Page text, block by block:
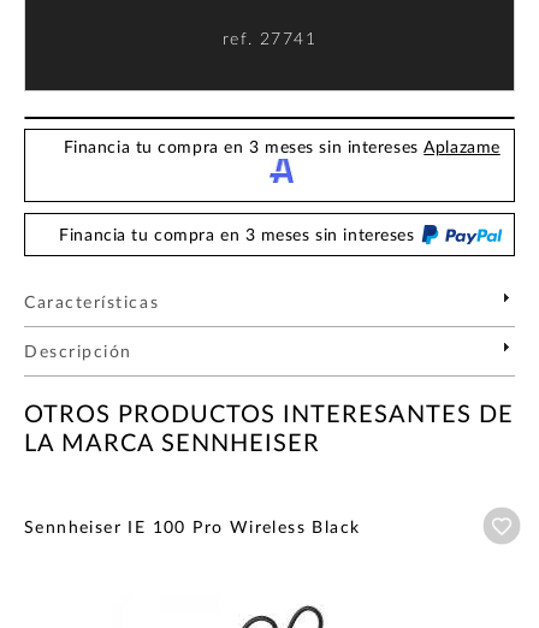
ref. 27741
Financia tu compra en 3 meses sin interesesAplazame
Financia tu compra en 3 meses sin intereses
Características
Descripción
OTROS PRODUCTOS INTERESANTES DE
LA MARCA SENNHEISER
Sennheiser IE 100 Pro Wireless Black